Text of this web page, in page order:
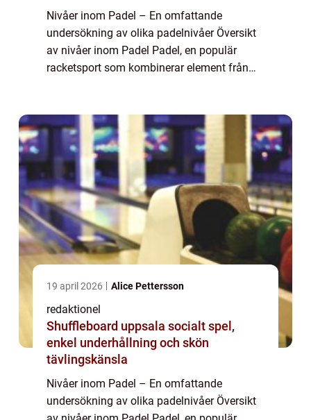
Nivåer inom Padel – En omfattande
undersökning av olika padelnivåer Översikt
av nivåer inom Padel Padel, en populär
racketsport som kombinerar element från
o...
19 april 2026 Alice Pettersson
redaktionel
Shuffleboard uppsala socialt spel,
enkel underhållning och skön
tävlingskänsla
Nivåer inom Padel – En omfattande
undersökning av olika padelnivåer Översikt